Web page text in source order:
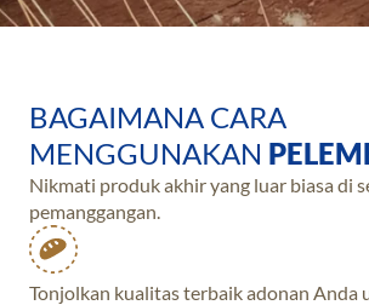
BAGAIMANA CARA
MENGGUNAKAN
Nikmati produk akhir yang luar biasa di
pemanggangan.
Tonjolkan kualitas terbaik adonan Anda